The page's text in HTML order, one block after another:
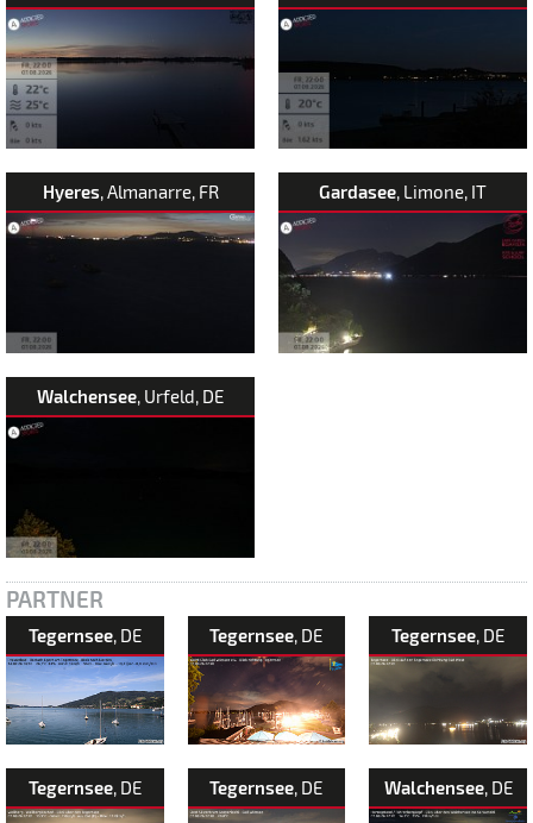
Hyeres, Almanarre, FR Gardasee, Limone, IT
Walchensee, Urfeld, DE
PARTNER
Tegernsee, DE Tegernsee , DE Tegernsee , DE
Tegernsee, DE Tegernsee, DE Walchensee, DE